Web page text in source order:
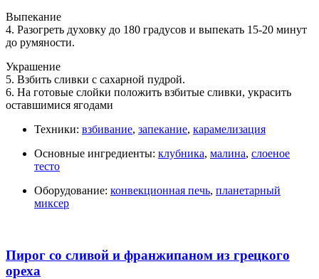
Выпекание
4. Разогреть духовку до 180 градусов и выпекать 15-20 минут
до румяности.
Украшение
5. Взбить сливки с сахарной пудрой.
6. На готовые слойки положить взбитые сливки, украсить
оставшимися ягодами
Техники: взбивание, запекание, карамелизация
Основные ингредиенты: клубника, малина, слоеное
тесто
Оборудование: конвекционная печь, планетарный
миксер
Пирог со сливой и франжипаном из грецкого
ореха